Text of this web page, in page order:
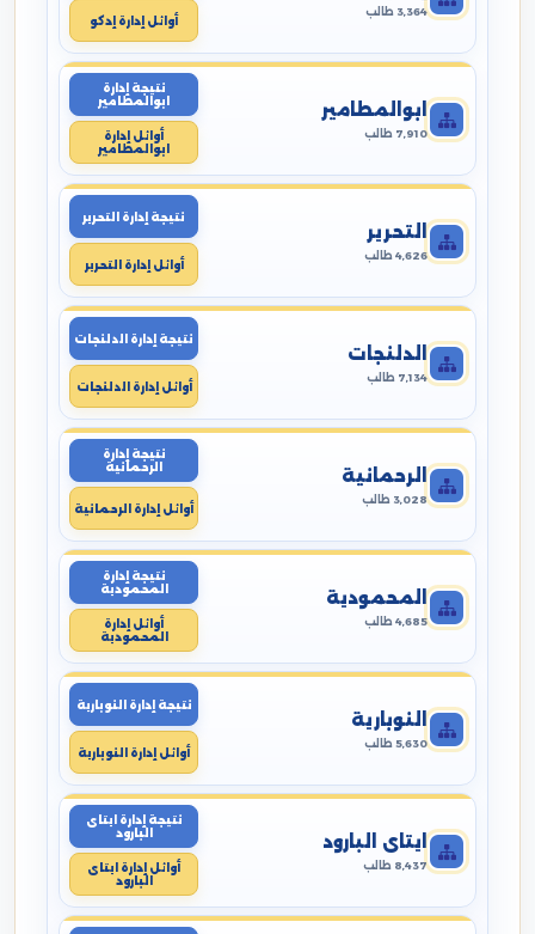
3,364 طالب
أوائل إدارة إدكو
ابوالمطامير
7,910 طالب
نتيجة إدارة
ابوالمطامير
أوائل إدارة
ابوالمطامير
التحرير
4,626 طالب
نتيجة إدارة التحرير
أوائل إدارة التحرير
الدلنجات
7,134 طالب
نتيجة إدارة الدلنجات
أوائل إدارة الدلنجات
الرحمانية
3,028 طالب
نتيجة إدارة
الرحمانية
أوائل إدارة الرحمانية
المحمودية
4,685 طالب
نتيجة إدارة
المحمودية
أوائل إدارة
المحمودية
النوبارية
5,630 طالب
نتيجة إدارة النوبارية
أوائل إدارة النوبارية
ايتاى البارود
8,437 طالب
نتيجة إدارة ايتاى
البارود
أوائل إدارة ايتاى
البارود